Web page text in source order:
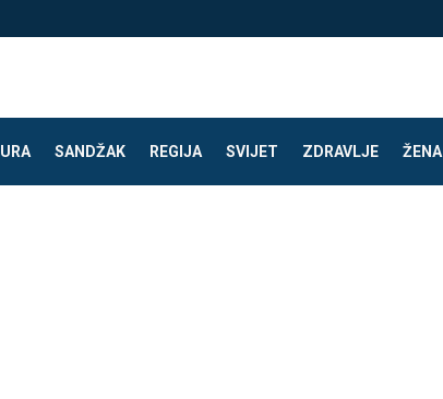
SANDŽAK REGIJA SVIJET ZDRAVLJE ŽENA